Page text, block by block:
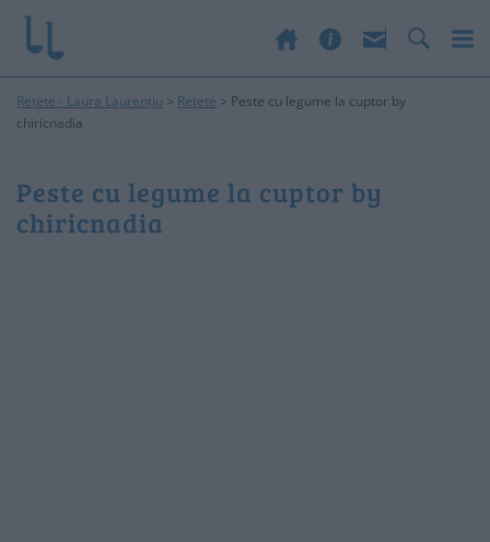
Rețete - Laura Laurențiu > Retete > Peste cu legume la cuptor by
chiricnadia
Peste cu legume la cuptor by
chiricnadia